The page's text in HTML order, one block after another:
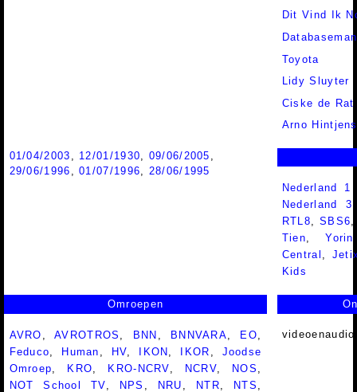
Dit Vind Ik
Toyota
Lidy Sluyter
Ciske de Rat
Arno Hintjens
01/04/2003 12/01/1930 09/06/2005
29/06/1996 ,01/07/1996
28/06/1995
Nederland
Nederland
RTL8 ,SBS6
Tien ,Yorin
Central
Kids
Omroepen
AVRO ,AVROTROS BNN BNNVARA EO
Feduco
Human HV IKON IKOR
Joodse
Omroep
KRO KRO-NCRV NCRV NOS
NOT School TV
NPS NRU NTR NTS